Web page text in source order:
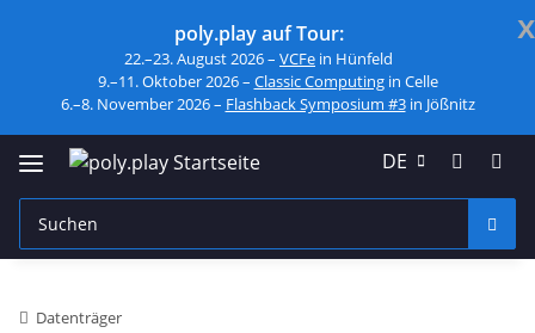
x
poly.play auf Tour:
22.–23. August 2026 – VCFe in Hünfeld
9.–11. Oktober 2026 – Classic Computingin Celle
6.–8. November 2026 – Flashback Symposium #3in Jößnitz
DE
Datenträger